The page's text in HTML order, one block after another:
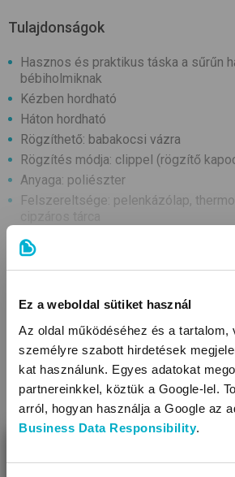
Ez a weboldal sütiket használ
Az oldal működéséhez és a tartalom,
személyre szabott hirdetések
kat használunk. Egyes adatokat
partnereinkkel, köztük a Google-lel.
arról, hogyan használja a Google az
Business Data Responsibility.
Tulajdonságok
Hasznos és praktikus táska a sűrűn
bébiholmiknak
Kézben hordható
Háton hordható
Rögzíthető: babakocsi vázra
Rögzítés módja: clippel (rögzítő
Anyaga: poliészter
Felszereltsége: pelenkázólap,
Mérete (kb. cm): 30x17x45
Tisztítása: közvetlen tisztítással